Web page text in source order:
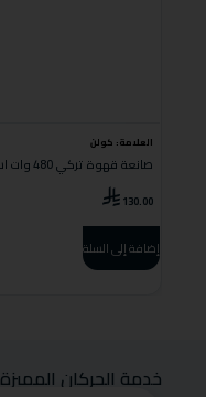
العلامة: كولن
صانعة قهوة تركي 480 وات اسود / فضي موديل 800100015
130.00
إضافة إلى السلة
خدمة الحركان المميزة